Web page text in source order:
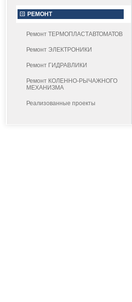
РЕМОНТ
Ремонт ТЕРМОПЛАСТАВТОМАТОВ
Ремонт ЭЛЕКТРОНИКИ
Ремонт ГИДРАВЛИКИ
Ремонт КОЛЕННО-РЫЧАЖНОГО
МЕХАНИЗМА
Реализованные проекты